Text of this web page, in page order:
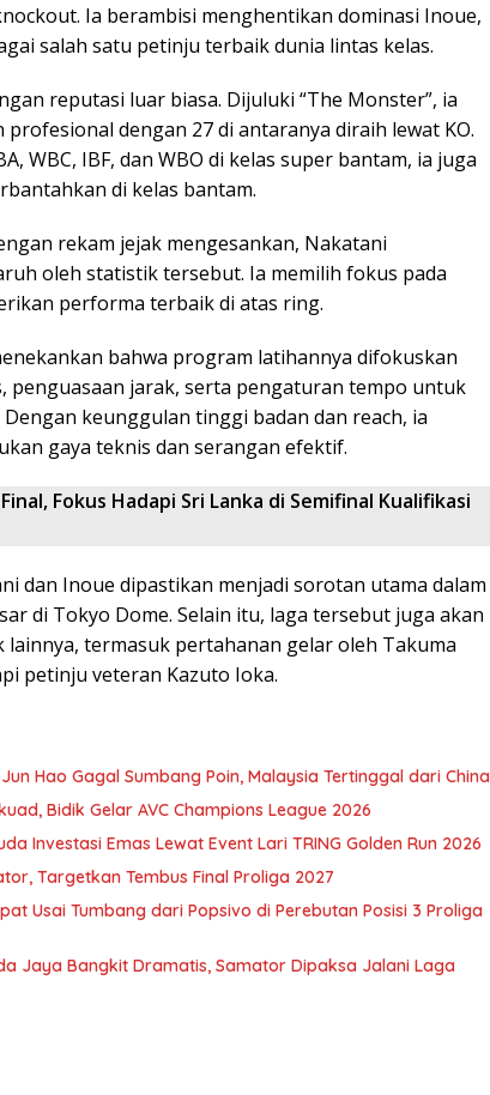
Ia berambisi menghentikan dominasi Inoue,
salah satu petinju terbaik dunia lintas kelas.
reputasi luar biasa. Dijuluki “The Monster”, ia
dengan 27 di antaranya diraih lewat KO.
WBC, IBF, dan WBO di kelas super bantam, ia juga
di kelas bantam.
rekam jejak mengesankan, Nakatani
oleh statistik tersebut. Ia memilih fokus pada
performa terbaik di atas ring.
bahwa program latihannya difokuskan
penguasaan jarak, serta pengaturan tempo untuk
keunggulan tinggi badan dan reach, ia
gaya teknis dan serangan efektif.
Fokus Hadapi Sri Lanka di Semifinal Kualifikasi
dan Inoue dipastikan menjadi sorotan utama dalam
di Tokyo Dome. Selain itu, laga tersebut juga akan
termasuk pertahanan gelar oleh Takuma
petinju veteran Kazuto Ioka.
Hao Gagal Sumbang Poin, Malaysia Tertinggal dari China
Bidik Gelar AVC Champions League 2026
Investasi Emas Lewat Event Lari TRING Golden Run 2026
Targetkan Tembus Final Proliga 2027
Usai Tumbang dari Popsivo di Perebutan Posisi 3 Proliga
Jaya Bangkit Dramatis, Samator Dipaksa Jalani Laga